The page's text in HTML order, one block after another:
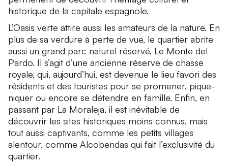
historique de la capitale espagnole.
L’Oasis verte attire aussi les amateurs de la nature. En
plus de sa verdure à perte de vue, le quartier abrite
aussi un grand parc naturel réservé, Le Monte del
Pardo. Il s’agit d’une ancienne réserve de chasse
royale, qui, aujourd’hui, est devenue le lieu favori des
résidents et des touristes pour se promener, pique-
niquer ou encore se détendre en famille. Enfin, en
passant par La Moraleja, il est inévitable de
découvrir les sites historiques moins connus, mais
tout aussi captivants, comme les petits villages
alentour, comme Alcobendas qui fait l’exclusivité du
quartier.